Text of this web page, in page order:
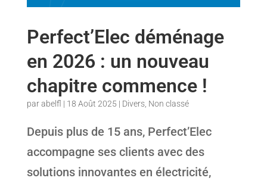
Perfect’Elec déménage
en 2026 : un nouveau
chapitre commence !
parabelfl | 18 Août 2025 | Divers, Non classé
Depuis plus de 15 ans, Perfect’Elec
accompagne ses clients avec des
solutions innovantes en électricité,